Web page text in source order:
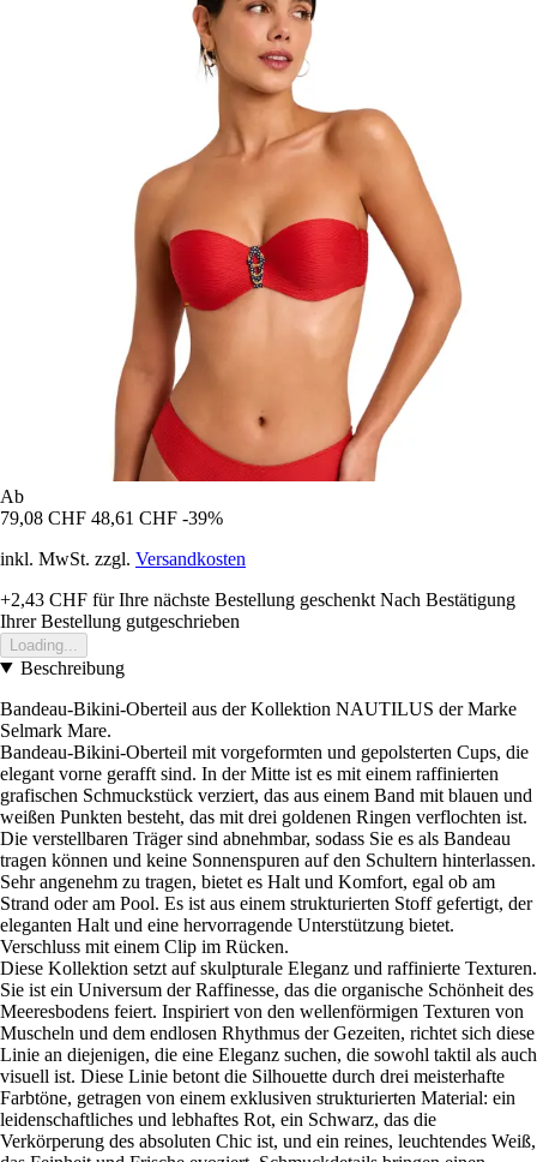
Ab
79,08 CHF 48,61 CHF -39%
inkl. MwSt. zzgl. Versandkosten
+2,43 CHF für Ihre nächste Bestellung geschenkt Nach Bestätigung
Ihrer Bestellung gutgeschrieben
Loading...
Beschreibung
Bandeau-Bikini-Oberteil aus der Kollektion NAUTILUS der Marke
Selmark Mare.
Bandeau-Bikini-Oberteil mit vorgeformten und gepolsterten Cups, die
elegant vorne gerafft sind. In der Mitte ist es mit einem raffinierten
grafischen Schmuckstück verziert, das aus einem Band mit blauen und
weißen Punkten besteht, das mit drei goldenen Ringen verflochten ist.
Die verstellbaren Träger sind abnehmbar, sodass Sie es als Bandeau
tragen können und keine Sonnenspuren auf den Schultern hinterlassen.
Sehr angenehm zu tragen, bietet es Halt und Komfort, egal ob am
Strand oder am Pool. Es ist aus einem strukturierten Stoff gefertigt, der
eleganten Halt und eine hervorragende Unterstützung bietet.
Verschluss mit einem Clip im Rücken.
Diese Kollektion setzt auf skulpturale Eleganz und raffinierte Texturen.
Sie ist ein Universum der Raffinesse, das die organische Schönheit des
Meeresbodens feiert. Inspiriert von den wellenförmigen Texturen von
Muscheln und dem endlosen Rhythmus der Gezeiten, richtet sich diese
Linie an diejenigen, die eine Eleganz suchen, die sowohl taktil als auch
visuell ist. Diese Linie betont die Silhouette durch drei meisterhafte
Farbtöne, getragen von einem exklusiven strukturierten Material: ein
leidenschaftliches und lebhaftes Rot, ein Schwarz, das die
Verkörperung des absoluten Chic ist, und ein reines, leuchtendes Weiß,